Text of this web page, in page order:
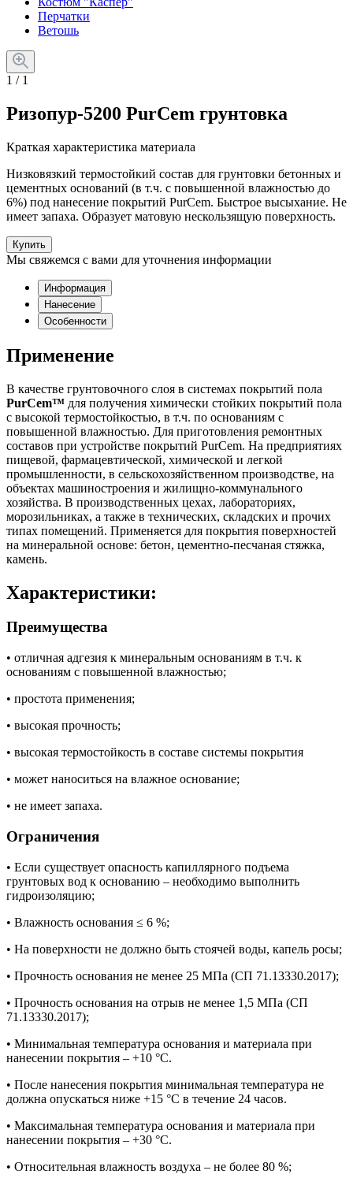
Перчатки
Ветошь
1 / 1
Ризопур-5200 PurCem грунтовка
Краткая характеристика материала
Низковязкий термостойкий состав для грунтовки бетонных и
цементных оснований (в т.ч. с повышенной влажностью до
6%) под нанесение покрытий PurCem. Быстрое высыхание. Не
имеет запаха. Образует матовую нескользящую поверхность.
Купить
Мы свяжемся с вами для уточнения информации
Информация
Нанесение
Особенности
Применение
В качестве грунтовочного слоя в системах покрытий пола
PurCem™ для получения химически стойких покрытий пола
с высокой термостойкостью, в т.ч. по основаниям с
повышенной влажностью. Для приготовления ремонтных
составов при устройстве покрытий PurCem. На предприятиях
пищевой, фармацевтической, химической и легкой
промышленности, в сельскохозяйственном производстве, на
объектах машиностроения и жилищно-коммунального
хозяйства. В производственных цехах, лабораториях,
морозильниках, а также в технических, складских и прочих
типах помещений. Применяется для покрытия поверхностей
на минеральной основе: бетон, цементно-песчаная стяжка,
камень.
Характеристики:
Преимущества
• отличная адгезия к минеральным основаниям в т.ч. к
основаниям с повышенной влажностью;
• простота применения;
• высокая прочность;
• высокая термостойкость в составе системы покрытия
• может наноситься на влажное основание;
• не имеет запаха.
Ограничения
• Если существует опасность капиллярного подъема
грунтовых вод к основанию – необходимо выполнить
гидроизоляцию;
• Влажность основания ≤ 6 %;
• На поверхности не должно быть стоячей воды, капель росы;
• Прочность основания не менее 25 МПа (СП 71.13330.2017);
• Прочность основания на отрыв не менее 1,5 МПа (СП
71.13330.2017);
• Минимальная температура основания и материала при
нанесении покрытия – +10 °С.
• После нанесения покрытия минимальная температура не
должна опускаться ниже +15 °С в течение 24 часов.
• Максимальная температура основания и материала при
нанесении покрытия – +30 °С.
• Относительная влажность воздуха – не более 80 %;